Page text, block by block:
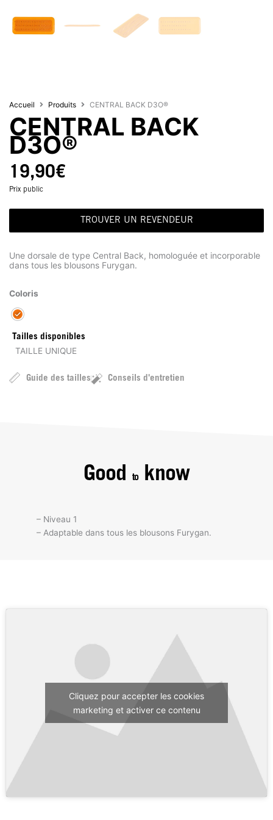
Accueil Produits CENTRAL BACK D3O®
CENTRAL BACK
D3O®
19,90€
Prix public
TROUVER UN REVENDEUR
Une dorsale de type Central Back, homologuée et incorporable
dans tous les blousons Furygan.
Coloris
Tailles disponibles
TAILLE UNIQUE
Guide des tailles Conseils d'entretien
Good toknow
– Niveau 1
– Adaptable dans tous les blousons Furygan.
Cliquez pour accepter les cookies
marketing et activer ce contenu